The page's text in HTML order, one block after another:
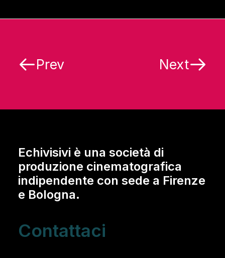
Prev Next
Echivisivi è una società di
produzione cinematografica
indipendente con sede a Firenze
e Bologna.
Contattaci